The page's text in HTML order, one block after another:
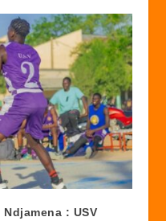
: USV